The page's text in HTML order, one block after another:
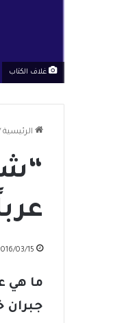
غلاف الكتاب
الرئيسية
03/15
ما هي
جبران